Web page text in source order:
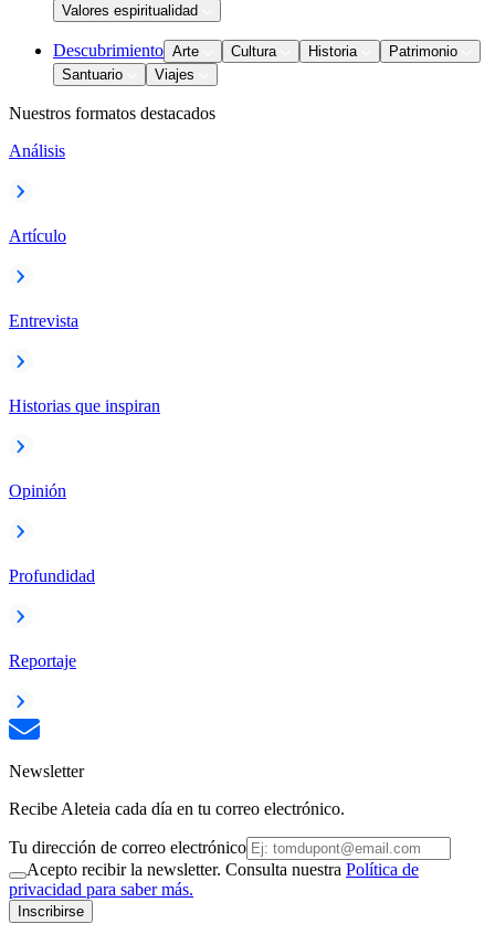
Valores espiritualidad
Descubrimiento Arte Cultura Historia
Patrimonio
Santuario
Viajes
Nuestros formatos destacados
Análisis
Artículo
Entrevista
Historias que inspiran
Opinión
Profundidad
Reportaje
Newsletter
Recibe Aleteia cada día en tu correo electrónico.
Tu dirección de correo electrónico
Acepto recibir la newsletter. Consulta nuestra Política de
privacidad para saber más.
Inscribirse